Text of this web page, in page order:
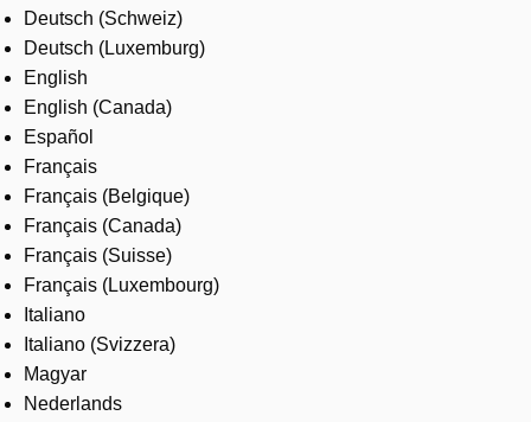
Where to buy
Contact us
Careers
Deutsch (Schweiz)
Deutsch (Luxemburg)
English
English (Canada)
Español
Français
Français (Belgique)
Français (Canada)
Français (Suisse)
Français (Luxembourg)
Italiano
Italiano (Svizzera)
Magyar
Nederlands